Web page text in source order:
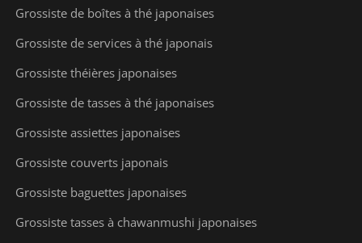
Grossiste de boîtes à thé japonaises
Grossiste de services à thé japonais
Grossiste théières japonaises
Grossiste de tasses à thé japonaises
Grossiste assiettes japonaises
Grossiste couverts japonais
Grossiste baguettes japonaises
Grossiste tasses à chawanmushi japonaises